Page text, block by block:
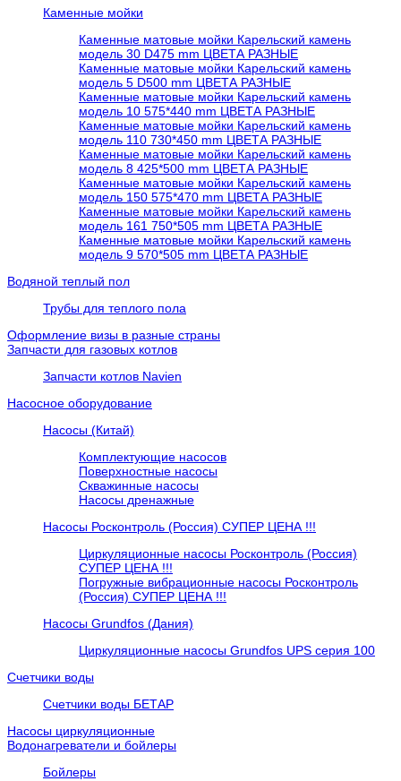
Каменные мойки
Каменные матовые мойки Карельский камень
модель 30 D475 mm ЦВЕТА РАЗНЫЕ
Каменные матовые мойки Карельский камень
модель 5 D500 mm ЦВЕТА РАЗНЫЕ
Каменные матовые мойки Карельский камень
модель 10 575*440 mm ЦВЕТА РАЗНЫЕ
Каменные матовые мойки Карельский камень
модель 110 730*450 mm ЦВЕТА РАЗНЫЕ
Каменные матовые мойки Карельский камень
модель 8 425*500 mm ЦВЕТА РАЗНЫЕ
Каменные матовые мойки Карельский камень
модель 150 575*470 mm ЦВЕТА РАЗНЫЕ
Каменные матовые мойки Карельский камень
модель 161 750*505 mm ЦВЕТА РАЗНЫЕ
Каменные матовые мойки Карельский камень
модель 9 570*505 mm ЦВЕТА РАЗНЫЕ
Водяной теплый пол
Трубы для теплого пола
Оформление визы в разные страны
Запчасти для газовых котлов
Запчасти котлов Navien
Насосное оборудование
Насосы (Китай)
Комплектующие насосов
Поверхностные насосы
Скважинные насосы
Насосы дренажные
Насосы Росконтроль (Россия) СУПЕР ЦЕНА !!!
Циркуляционные насосы Росконтроль (Россия)
СУПЕР ЦЕНА !!!
Погружные вибрационные насосы Росконтроль
(Россия) СУПЕР ЦЕНА !!!
Насосы Grundfos (Дания)
Циркуляционные насосы Grundfos UPS серия 100
Счетчики воды
Счетчики воды БЕТАР
Насосы циркуляционные
Водонагреватели и бойлеры
Бойлеры